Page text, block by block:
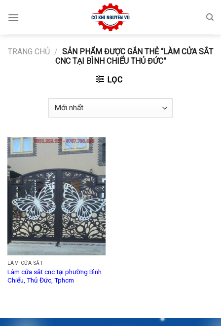
TRANG CHỦ / SẢN PHẨM ĐƯỢC GẮN THẺ “LÀM CỬA SẮT
CNC TẠI BÌNH CHIỂU THỦ ĐỨC”
LỌC
LÀM CỬA SẮT
Làm cửa sắt cnc tại phường Bình
Chiểu, Thủ Đức, Tphcm